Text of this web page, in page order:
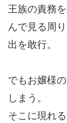
王族の責務
んで見る周
出を敢行。
でもお嬢様
しまう。
そこに現れ